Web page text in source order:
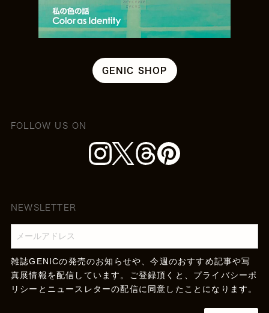
GENIC SHOP
FOLLOW US ON
NEWSLETTER
雑誌GENICの発売のお知らせや、今週のおすすめ記事や写
真展情報を配信しています。ご登録頂くと、 プライバシーポ
リシー とニュースレターの配信に同意したことになります。